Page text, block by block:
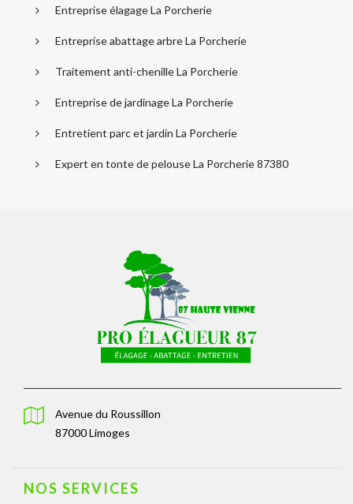
Entreprise élagage La Porcherie
Entreprise abattage arbre La Porcherie
Traitement anti-chenille La Porcherie
Entreprise de jardinage La Porcherie
Entretient parc et jardin La Porcherie
Expert en tonte de pelouse La Porcherie 87380
Avenue du Roussillon
87000 Limoges
NOS SERVICES